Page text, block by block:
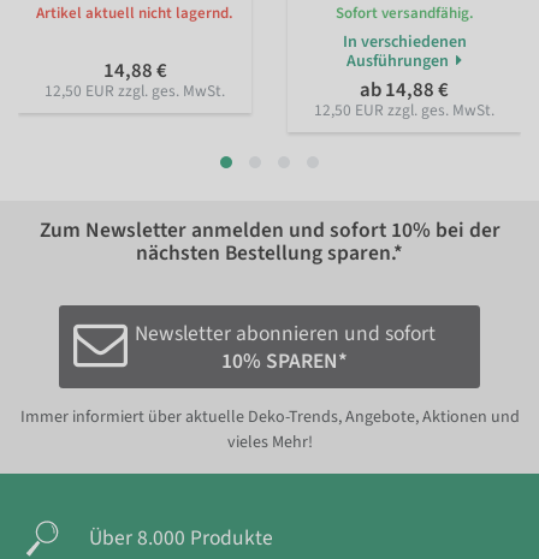
Artikel aktuell nicht lagernd.
14,88 €
12,50 EUR zzgl. ges. MwSt.
Sofort versandfähig.
In verschiedenen
Ausführungen
ab 14,88 €
12,50 EUR zzgl. ges. MwSt.
Zum Newsletter anmelden und sofort 10% bei der
nächsten Bestellung sparen.*
Newsletter abonnieren und sofort
10% SPAREN*
Immer informiert über aktuelle Deko-Trends, Angebote, Aktionen und
vieles Mehr!
Über 8.000 Produkte